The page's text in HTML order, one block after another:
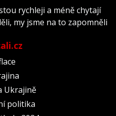
rychleji a méně chytají
my jsme na to zapomněli
Ukrajině
politika